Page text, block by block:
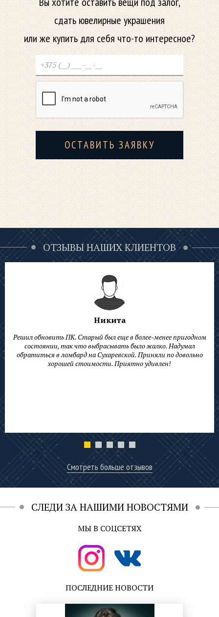
сдать ювелирные украшения
или же купить для себя что-то интересное?
ОСТАВИТЬ ЗАЯВКУ
ОТЗЫВЫ НАШИХ КЛИЕНТОВ
Никита
Решил обновить ПК. Старый был еще в более-менее пригодном
состоянии, так что выбрасывать было жалко. Надумал
обратиться вломбард на Сухаревской.Приняли по довольно
хорошей стоимости. Приятно удивлен!
Смотреть больше отзывов
СЛЕДИ ЗА НАШИМИ НОВОСТЯМИ
МЫ В СОЦСЕТЯХ
ПОСЛЕДНИЕ НОВОСТИ